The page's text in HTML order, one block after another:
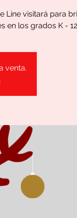
Line visitará para
en los grados K -
venta.